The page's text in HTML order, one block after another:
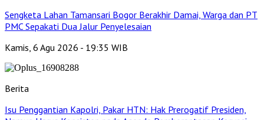
Sengketa Lahan Tamansari Bogor Berakhir Damai, Warga dan PT
PMC Sepakati Dua Jalur Penyelesaian
Kamis, 6 Agu 2026 - 19:35 WIB
Berita
Isu Penggantian Kapolri, Pakar HTN: Hak Prerogatif Presiden,